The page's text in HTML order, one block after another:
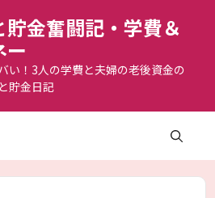
貯金奮闘記・学費＆
ー
い！3人の学費と夫婦の老後資金の
貯金日記